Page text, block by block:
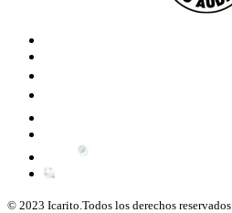
© 2023 Icarito.Todos los derechos reservados.